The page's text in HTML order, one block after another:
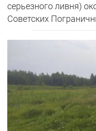
серьезного ливня)
Советских